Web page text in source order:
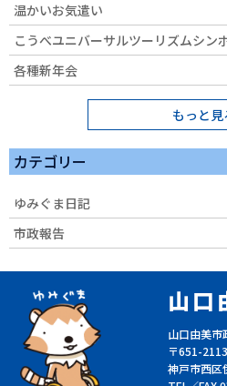
温かいお気遣い
こうべユニバーサルツーリズムシン
各種新年会
もっと見
カテゴリー
ゆみぐま日記
市政報告
山口
山口由美市
〒651-2113
神戸市西区